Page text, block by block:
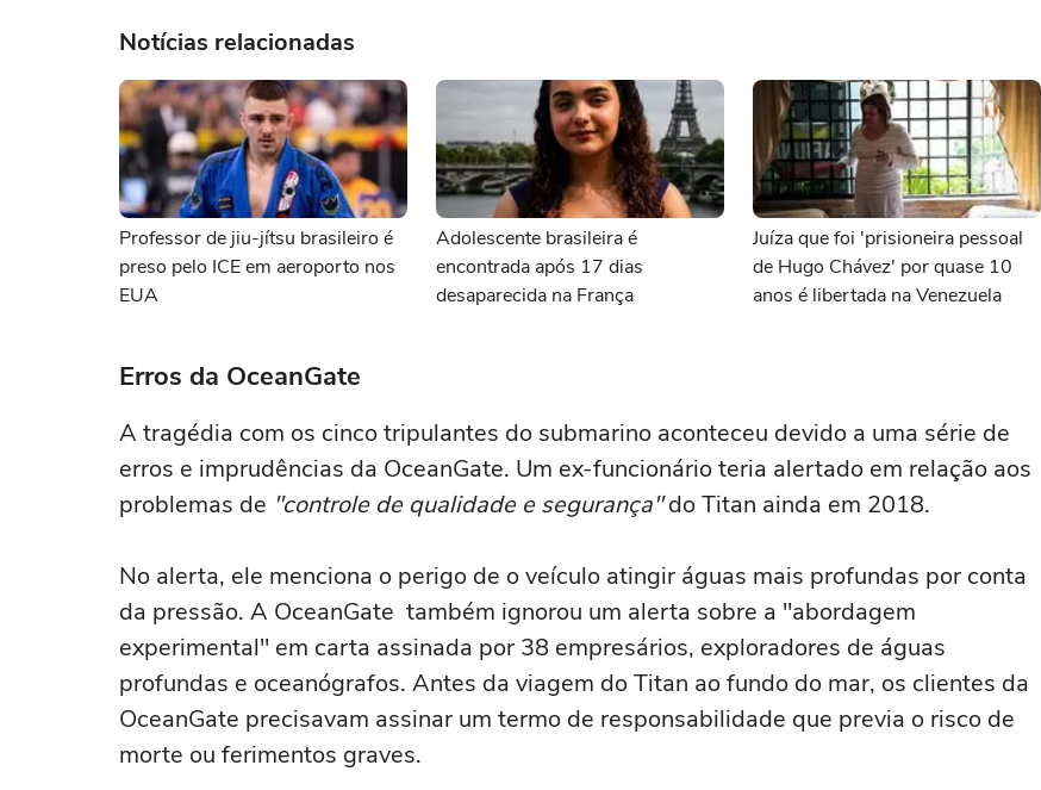
Notícias relacionadas
Professor de jiu-jítsu brasileiro é
preso pelo ICE em aeroporto nos
EUA
Adolescente brasileira é
encontrada após 17 dias
desaparecida na França
Juíza que foi 'prisioneira pessoal
de Hugo Chávez' por quase 10
anos é libertada na Venezuela
Erros da OceanGate
A tragédia com os cinco tripulantes do submarino aconteceu devido a uma série de
erros e imprudências da OceanGate. Um ex-funcionário teria alertado em relação aos
problemas de "controle de qualidade e segurança"do Titan ainda em 2018.
No alerta, ele menciona o perigo de o veículo atingir águas mais profundas por conta
da pressão. A OceanGate também ignorou um alerta sobre a "abordagem
experimental" em carta assinada por 38 empresários, exploradores de águas
profundas e oceanógrafos. Antes da viagem do Titan ao fundo do mar, os clientes da
OceanGate precisavam assinar um termo de responsabilidade que previa o risco de
morte ou ferimentos graves.